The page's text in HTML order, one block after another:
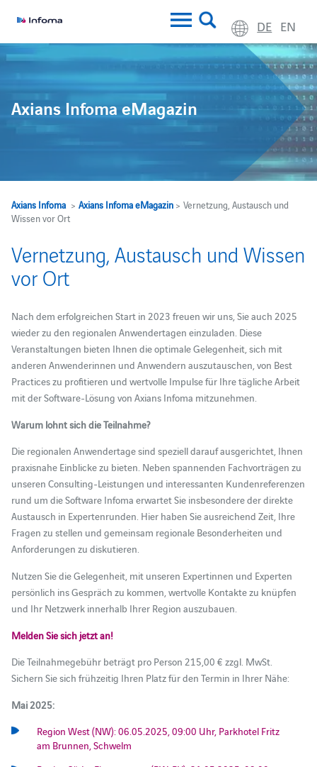
DE EN
Axians Infoma eMagazin
Axians Infoma> Axians Infoma eMagazin> Vernetzung, Austausch und
Wissen vor Ort
Vernetzung, Austausch und Wissen
vor Ort
Nach dem erfolgreichen Start in 2023 freuen wir uns, Sie auch 2025
wieder zu den regionalen Anwendertagen einzuladen. Diese
Veranstaltungen bieten Ihnen die optimale Gelegenheit, sich mit
anderen Anwenderinnen und Anwendern auszutauschen, von Best
Practices zu profitieren und wertvolle Impulse für Ihre tägliche Arbeit
mit der Software-Lösung von Axians Infoma mitzunehmen.
Warum lohnt sich die Teilnahme?
Die regionalen Anwendertage sind speziell darauf ausgerichtet, Ihnen
praxisnahe Einblicke zu bieten. Neben spannenden Fachvorträgen zu
unseren Consulting-Leistungen und interessanten Kundenreferenzen
rund um die Software Infoma erwartet Sie insbesondere der direkte
Austausch in Expertenrunden. Hier haben Sie ausreichend Zeit, Ihre
Fragen zu stellen und gemeinsam regionale Besonderheiten und
Anforderungen zu diskutieren.
Nutzen Sie die Gelegenheit, mit unseren Expertinnen und Experten
persönlich ins Gespräch zu kommen, wertvolle Kontakte zu knüpfen
und Ihr Netzwerk innerhalb Ihrer Region auszubauen.
Melden Sie sich jetzt an!
Die Teilnahmegebühr beträgt pro Person 215,00 € zzgl. MwSt.
Sichern Sie sich frühzeitig Ihren Platz für den Termin in Ihrer Nähe:
Mai 2025:
Region West (NW): 06.05.2025, 09:00 Uhr, Parkhotel Fritz
am Brunnen, Schwelm